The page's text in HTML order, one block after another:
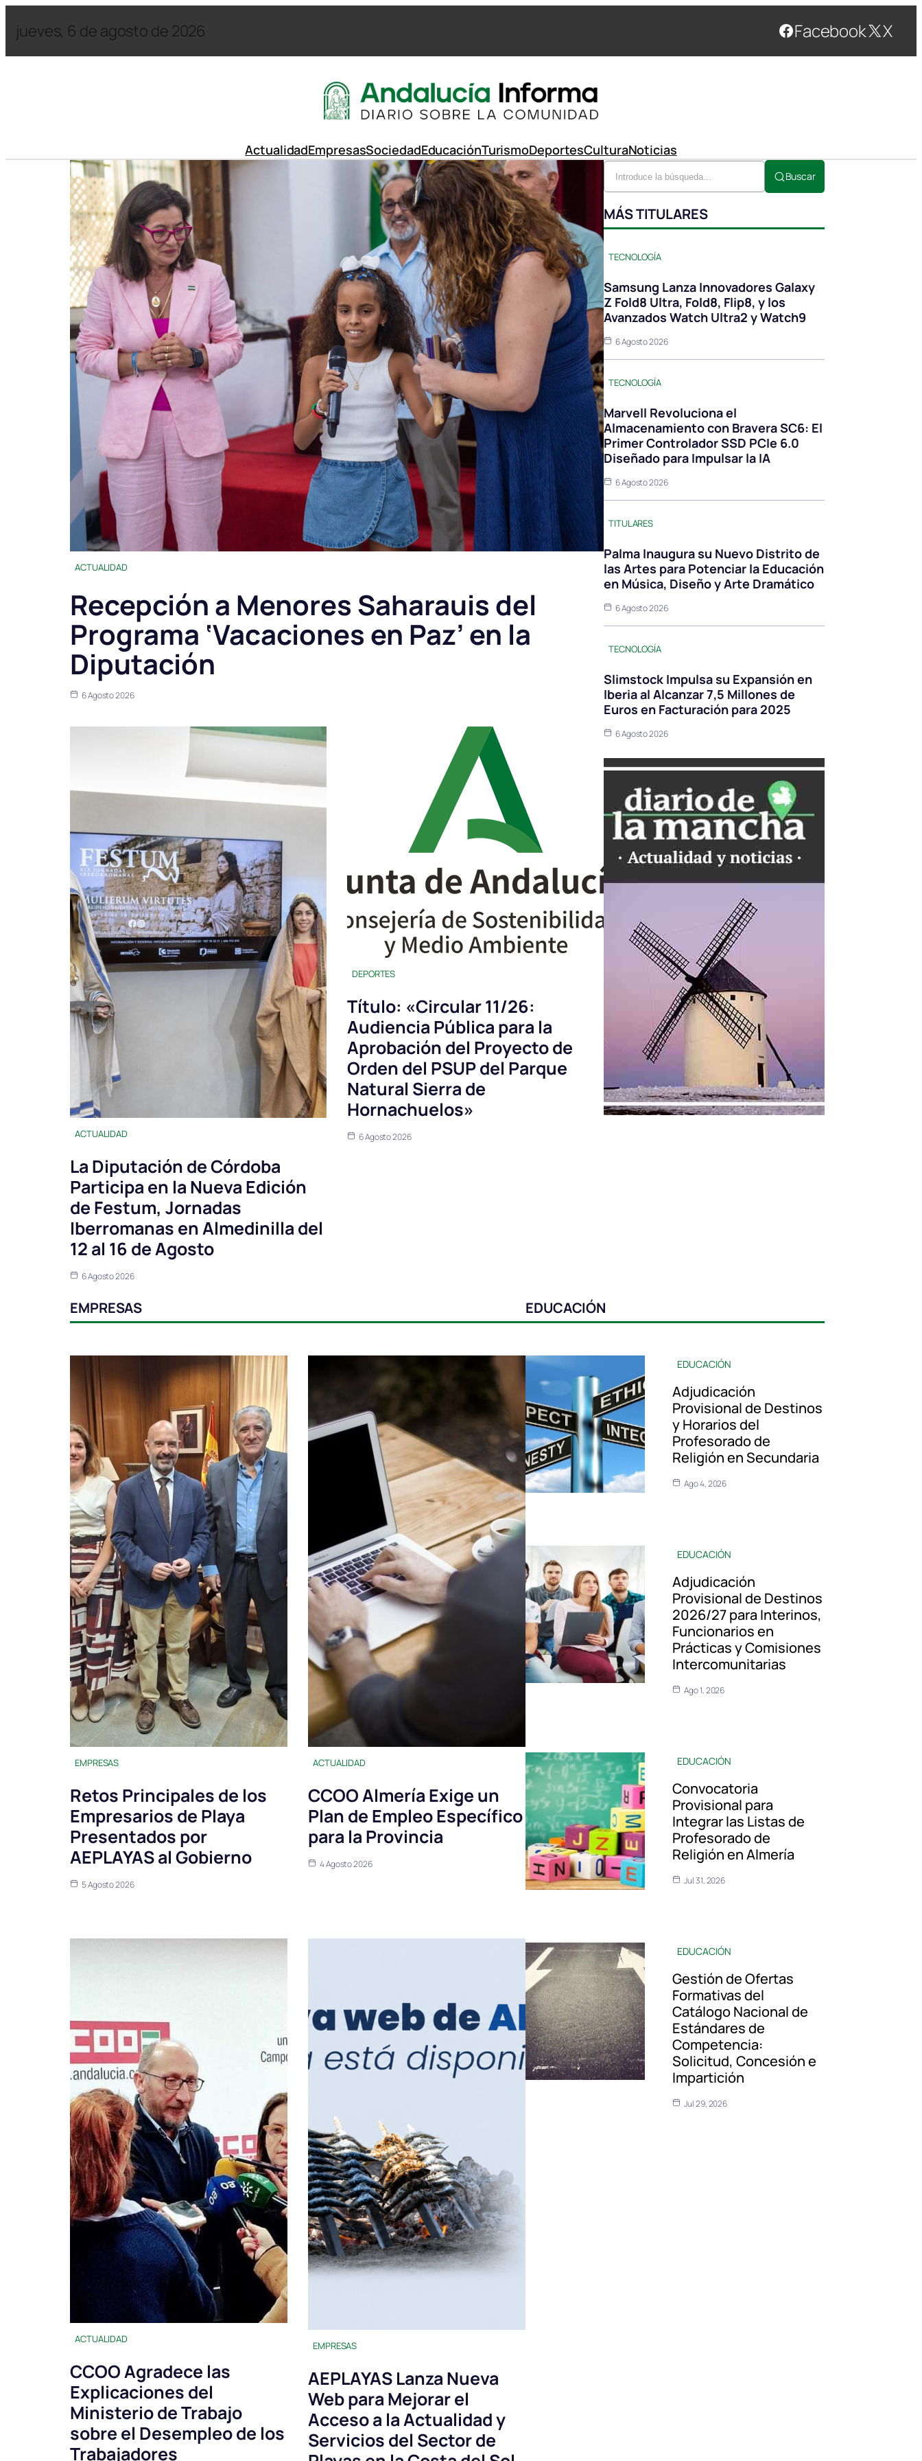
jueves, 6 de agosto de 2026 Facebook X
ActualidadEmpresasSociedadEducaciónTurismoDeportesCulturaNoticias
ACTUALIDAD
Recepción a Menores Saharauis del
Programa ‘Vacaciones en Paz’ en la
Diputación
6 Agosto 2026
ACTUALIDAD
La Diputación de Córdoba
Participa en la Nueva Edición
de Festum, Jornadas
Iberromanas en Almedinilla del
12 al 16 de Agosto
6 Agosto 2026
DEPORTES
Título: «Circular 11/26:
Audiencia Pública para la
Aprobación del Proyecto de
Orden del PSUP del Parque
Natural Sierra de
Hornachuelos»
6 Agosto 2026
Buscar
MÁS TITULARES
TECNOLOGÍA
Samsung Lanza Innovadores Galaxy
Z Fold8 Ultra, Fold8, Flip8, y los
Avanzados Watch Ultra2 y Watch9
6 Agosto 2026
TECNOLOGÍA
Marvell Revoluciona el
Almacenamiento con Bravera SC6: El
Primer Controlador SSD PCIe 6.0
Diseñado para Impulsar la IA
6 Agosto 2026
TITULARES
Palma Inaugura su Nuevo Distrito de
las Artes para Potenciar la Educación
en Música, Diseño y Arte Dramático
6 Agosto 2026
TECNOLOGÍA
Slimstock Impulsa su Expansión en
Iberia al Alcanzar 7,5 Millones de
Euros en Facturación para 2025
6 Agosto 2026
EMPRESAS
EMPRESAS
Retos Principales de los
Empresarios de Playa
Presentados por
AEPLAYAS al Gobierno
5 Agosto 2026
ACTUALIDAD
CCOO Almería Exige un
Plan de Empleo Específico
para la Provincia
4 Agosto 2026
ACTUALIDAD
CCOO Agradece las
Explicaciones del
Ministerio de Trabajo
sobre el Desempleo de los
Trabajadores
EMPRESAS
AEPLAYAS Lanza Nueva
Web para Mejorar el
Acceso a la Actualidad y
Servicios del Sector de
EDUCACIÓN
EDUCACIÓN
Adjudicación
Provisional de Destinos
y Horarios del
Profesorado de
Religión en Secundaria
Ago 4, 2026
EDUCACIÓN
Adjudicación
Provisional de Destinos
2026/27 para Interinos,
Funcionarios en
Prácticas y Comisiones
Intercomunitarias
Ago 1, 2026
EDUCACIÓN
Convocatoria
Provisional para
Integrar las Listas de
Profesorado de
Religión en Almería
Jul 31, 2026
EDUCACIÓN
Gestión de Ofertas
Formativas del
Catálogo Nacional de
Estándares de
Competencia:
Solicitud, Concesión e
Impartición
Jul 29, 2026